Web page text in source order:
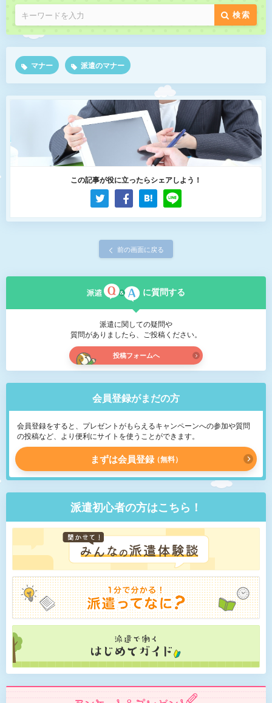
検索
マナー 派遣のマナー
この記事が役に立ったらシェアしよう！
前の画面に戻る
に質問する
派遣に関しての疑問や
質問がありましたら、ご投稿ください。
投稿フォームへ
会員登録がまだの方
会員登録をすると、プレゼントがもらえるキャンペーンへの参加や質問
の投稿など、より便利にサイトを使うことができます。
まずは会員登録 無料
派遣初心者の方はこちら！